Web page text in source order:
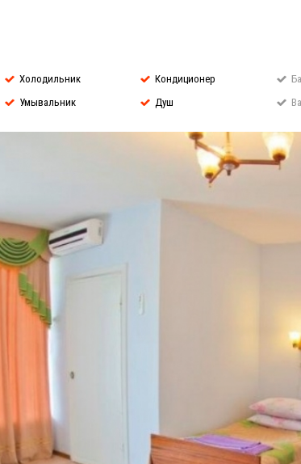
Холодильник Кондиционер
Умывальник Душ